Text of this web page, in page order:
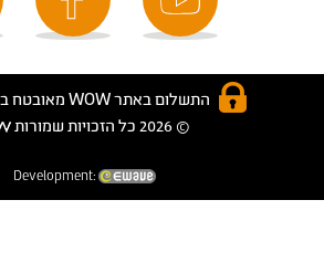
התשלום באתר WOW מאובטח בטכנולוגית SSL
© 2026 כל הזכויות שמורות
Development: